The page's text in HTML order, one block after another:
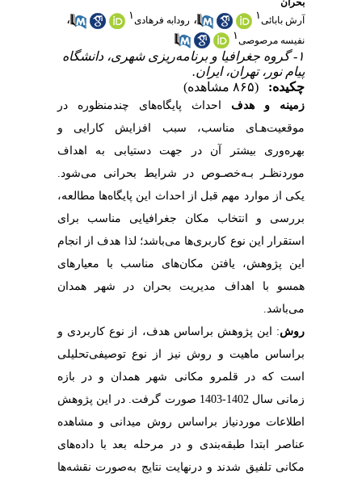
بحران
آرش بابائی۱ ، رودابه فرهادی۱ ،
نفیسه مرصوصی۱
۱- گروه جغرافیا و برنامه‌ریزی شهری، دانشگاه
پیام نور، تهران، ایران.
چکیده:
(۸۶۵ مشاهده)
زمینه و هدف احداث پایگاه‌های چندمنظوره در
موقعیت‌هـای مناسب، سبب افزایش کارایی و
بهره‌وری بیشتر آن در جهت دستیابی به اهداف
موردنظـر بـه‌خصـوص در شرایط بحرانی می‌شود.
یکی از موارد مهم قبل از احداث این پایگاه‌ها مطالعه،
بررسی و انتخاب مکان جغرافیایی مناسب برای
استقرار این نوع کاربری‌ها می‌باشد؛ لذا هدف از انجام
این پژوهش، یافتن مکان‌های مناسب با معیارهای
همسو با اهداف مدیریت بحران در شهر همدان
می‌باشد.
روش: این پژوهش براساس هدف، از نوع کاربردی و
براساس ماهیت و روش نیز از نوع توصیفی‌تحلیلی
است که در قلمرو مکانی شهر همدان و در بازه
زمانی سال 1402-1403 صورت گرفت. در این پژوهش
اطلاعات موردنیاز براساس روش میدانی و مشاهده
عناصر ابتدا طبقه‌بندی و در مرحله بعد با داده‌های
مکانی تلفیق شدند و درنهایت نتایج به‌صورت نقشه‌ها